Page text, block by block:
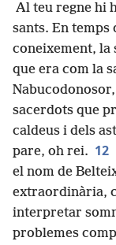
Al teu regne hi
sants. En temps
coneixement, la
que era com la
sacerdots que
caldeus i dels
pare, oh rei. 12
el nom de
extraordinària,
interpretar
problemes